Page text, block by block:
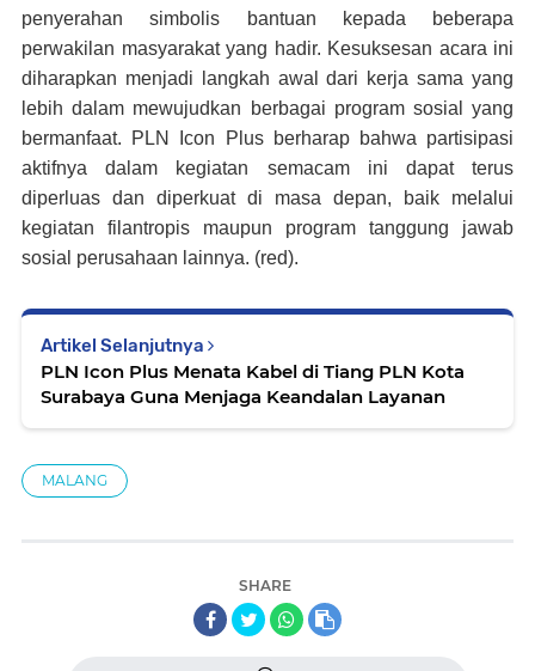
penyerahan simbolis bantuan kepada beberapa
perwakilan masyarakat yang hadir. Kesuksesan acara ini
diharapkan menjadi langkah awal dari kerja sama yang
lebih dalam mewujudkan berbagai program sosial yang
bermanfaat. PLN Icon Plus berharap bahwa partisipasi
aktifnya dalam kegiatan semacam ini dapat terus
diperluas dan diperkuat di masa depan, baik melalui
kegiatan filantropis maupun program tanggung jawab
sosial perusahaan lainnya. (red).
Artikel Selanjutnya
PLN Icon Plus Menata Kabel di Tiang PLN Kota
Surabaya Guna Menjaga Keandalan Layanan
MALANG
SHARE